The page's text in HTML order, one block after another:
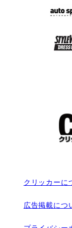
クリッカーに
広告掲載につ